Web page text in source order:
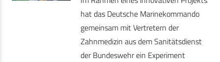
hat das Deutsche Marinekommando
gemeinsam mit Vertretern der
Zahnmedizin aus dem Sanitätsdienst
der Bundeswehr ein Experiment